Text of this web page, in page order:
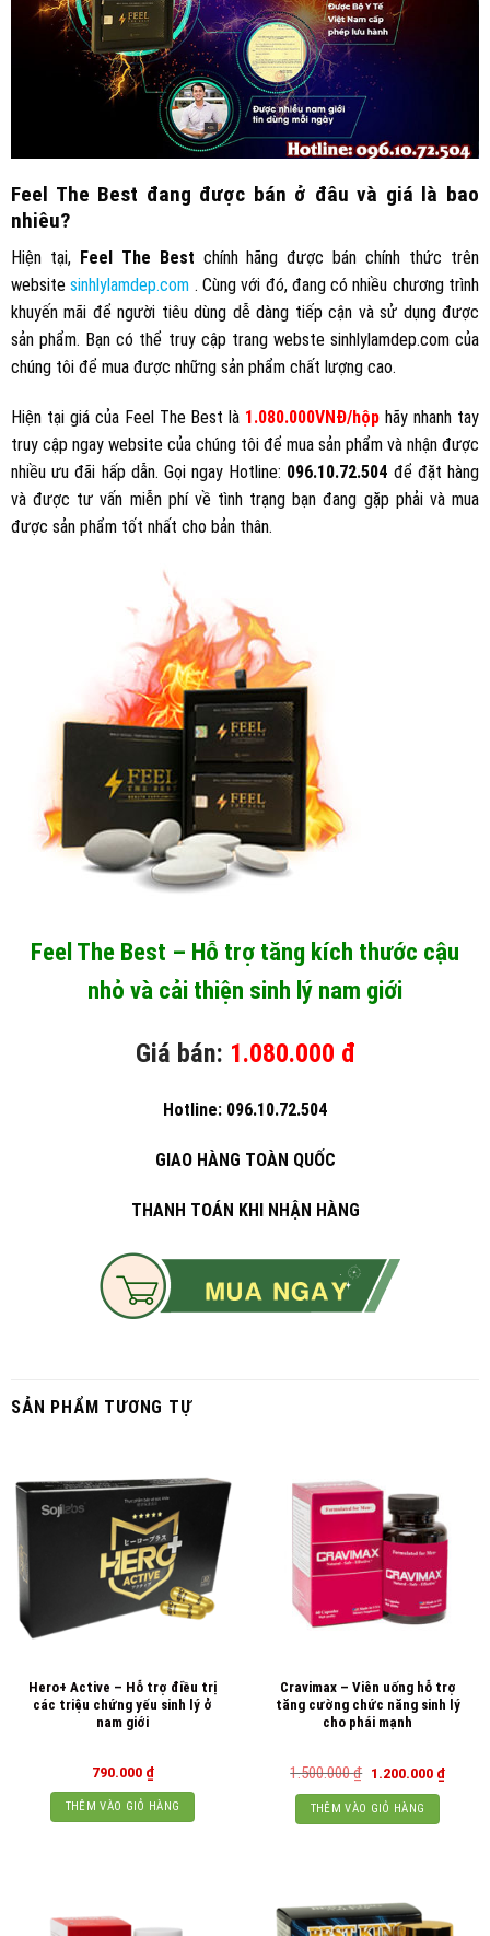
Feel The Best đang được bán ở đâu và giá là bao
nhiêu?
Hiện tại, Feel The Best chính hãng được bán chính thức trên
websitesinhlylamdep.com . Cùng với đó, đang có nhiều chương trình
khuyến mãi để người tiêu dùng dễ dàng tiếp cận và sử dụng được
sản phẩm. Bạn có thể truy cập trang webste sinhlylamdep.comcủa
chúng tôi để mua được những sản phẩm chất lượng cao.
Hiện tại giá của Feel The Best là 1.080.000VNĐ/hộp hãy nhanh tay
truy cập ngay website của chúng tôi để mua sản phẩm và nhận được
nhiều ưu đãi hấp dẫn. Gọi ngay Hotline: 096.10.72.504 để đặt hàng
và được tư vấn miễn phí về tình trạng bạn đang gặp phải và mua
được sản phẩm tốt nhất cho bản thân.
Feel The Best – Hỗ trợ tăng kích thước cậu
nhỏ và cải thiện sinh lý nam giới
Giá bán: 1.080.000 đ
Hotline: 096.10.72.504
GIAO HÀNG TOÀN QUỐC
THANH TOÁN KHI NHẬN HÀNG
SẢN PHẨM TƯƠNG TỰ
Hero+ Active – Hỗ trợ điều trị
các triệu chứng yếu sinh lý ở
nam giới
790.000 ₫
THÊM VÀO GIỎ HÀNG
Cravimax – Viên uống hỗ trợ
tăng cường chức năng sinh lý
cho phái mạnh
1.500.000₫ Giá
là:
1.500.000 ₫.
1.200.000 ₫Giá
hiện
THÊM VÀO GIỎ HÀNG